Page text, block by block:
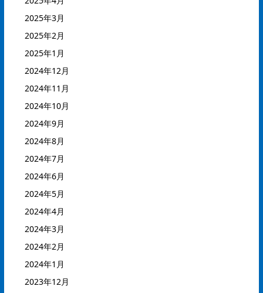
2025年3月
2025年2月
2025年1月
2024年12月
2024年11月
2024年10月
2024年9月
2024年8月
2024年7月
2024年6月
2024年5月
2024年4月
2024年3月
2024年2月
2024年1月
2023年12月